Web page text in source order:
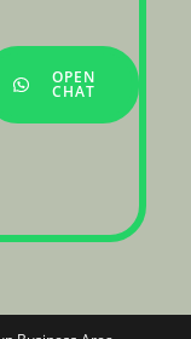
OPEN
CHAT